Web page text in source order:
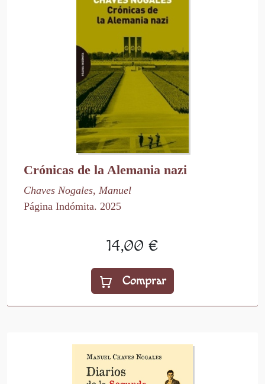
Crónicas de la Alemania nazi
Chaves Nogales, Manuel
Página Indómita. 2025
14,00 €
Comprar